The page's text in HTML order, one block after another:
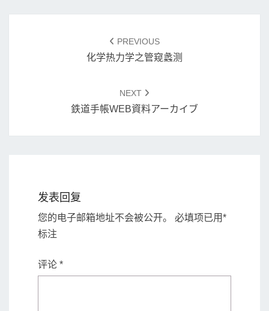
PREVIOUS
化学热力学之管窥蠡测
NEXT
鉄道手帳WEB資料アーカイブ
发表回复
您的电子邮箱地址不会被公开。 必填项已用*
标注
评论 *